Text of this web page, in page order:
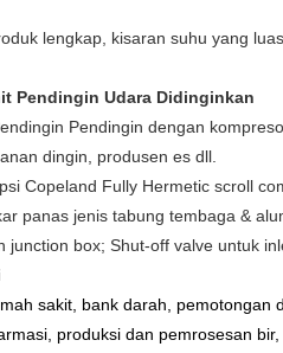
lengkap, kisaran suhu yang
Pendingin Udara Didinginkan
Pendingin dengan
dingin, produsen es dll.
Copeland Fully Hermetic scroll
panas jenis tabung tembaga &
junction box; Shut-off valve untuk
sakit, bank darah, pemotongan
produksi dan pemrosesan